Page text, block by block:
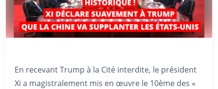
En recevant Trump à la Cité interdite, le président
Xi a magistralement mis en œuvre le 10ème des «